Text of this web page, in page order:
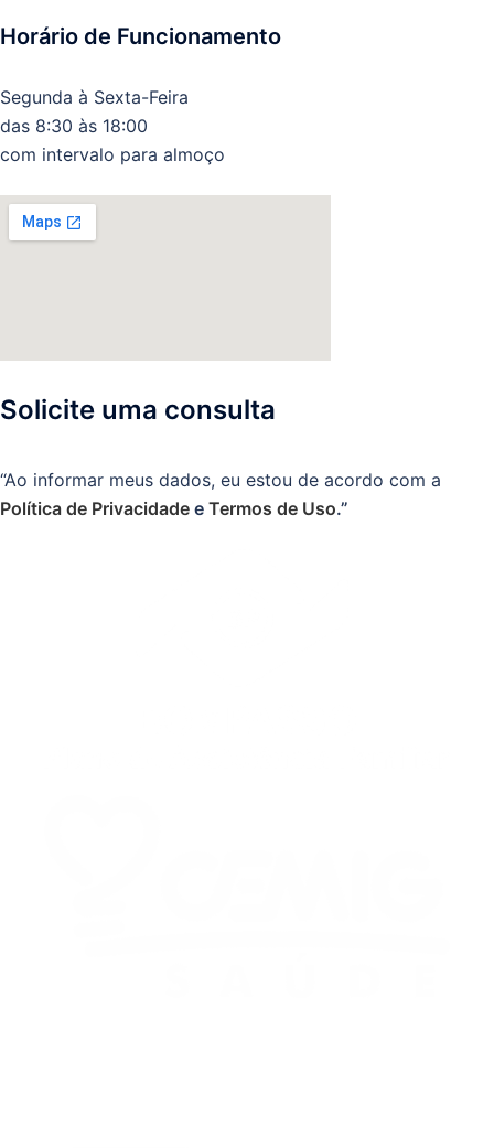
Horário de Funcionamento
Segunda à Sexta-Feira
das 8:30 às 18:00
com intervalo para almoço
Solicite uma consulta
“Ao informar meus dados, eu estou de acordo com a
Política de Privacidade e Termos de Uso.”